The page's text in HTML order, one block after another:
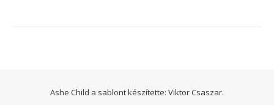
Ashe Child a sablont készítette: Viktor Csaszar.